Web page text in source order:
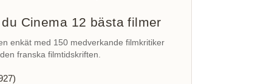
Cinema 12 bästa filmer
enkät med 150 medverkande filmkritiker
franska filmtidskriften.